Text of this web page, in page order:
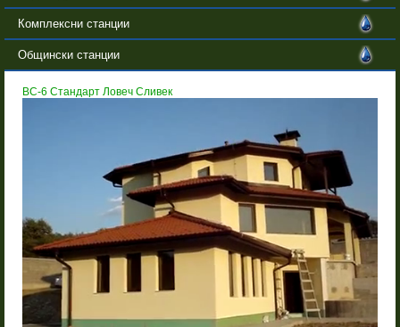
Комплексни станции
Общински станции
BC-6 Стандарт Ловеч Сливек